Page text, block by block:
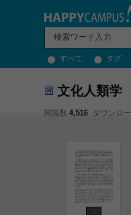
すべて タグ
文化人類
閲覧数 4,516 ダウンロ
1